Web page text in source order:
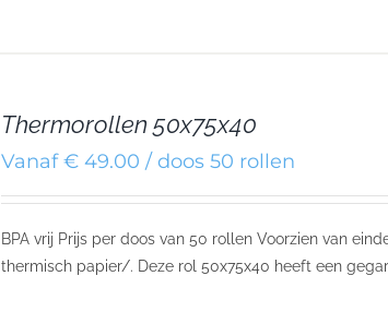
Thermorollen 50x75x40
Vanaf € 49.00 / doos 50 rollen
BPA vrij Prijs per doos van 50 rollen Voorzien van
thermisch papier/. Deze rol 50x75x40 heeft een